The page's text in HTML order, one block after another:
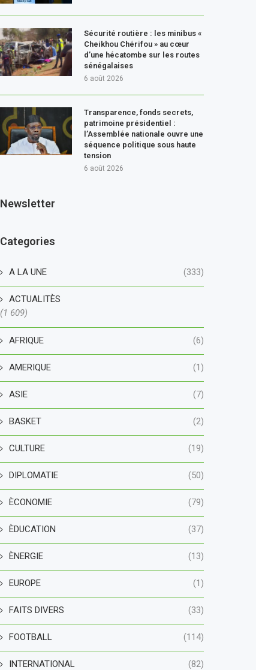
Sécurité routière : les minibus «
Cheikhou Chérifou » au cœur
d’une hécatombe sur les routes
sénégalaises
6 août 2026
Transparence, fonds secrets,
patrimoine présidentiel :
l’Assemblée nationale ouvre une
séquence politique sous haute
tension
6 août 2026
Newsletter
Categories
A LA UNE (333)
ACTUALITÈS
(1 609)
AFRIQUE (6)
AMERIQUE (1)
ASIE (7)
BASKET (2)
CULTURE (19)
DIPLOMATIE (50)
ÈCONOMIE (79)
ÈDUCATION (37)
ÈNERGIE (13)
EUROPE (1)
FAITS DIVERS (33)
FOOTBALL (114)
INTERNATIONAL (82)